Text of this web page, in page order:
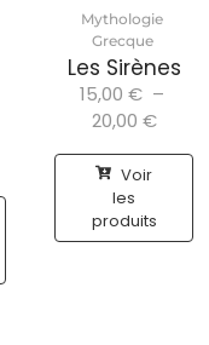
Mythologie
Grecque
Les Sirènes
15,00 € –
20,00 €
Voir
les
produits